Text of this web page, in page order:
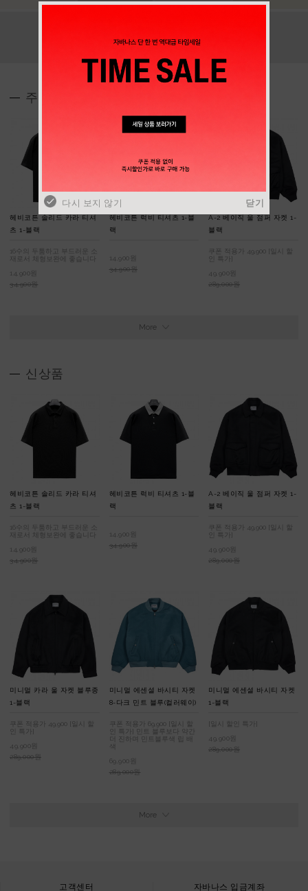
주간 베스트
헤비코튼 솔리드 카라 티셔
츠 1-블랙
16수의 두툼하고 부드러운 소
재로서 체형보완에 좋습니다
14,900원
34,900원
헤비코튼 럭비 티셔츠 1-블
랙
14,900원
34,900원
A-2 베이직 울 점퍼 자켓 1-
블랙
쿠폰 적용가 49,900 [일시 할
인 특가]
49,900원
289,000원
More
신상품
헤비코튼 솔리드 카라 티셔
츠 1-블랙
16수의 두툼하고 부드러운 소
재로서 체형보완에 좋습니다
14,900원
34,900원
헤비코튼 럭비 티셔츠 1-블
랙
14,900원
34,900원
A-2 베이직 울 점퍼 자켓 1-
블랙
쿠폰 적용가 49,900 [일시 할
인 특가]
49,900원
289,000원
미니멀 카라 울 자켓 블루종
1-블랙
쿠폰 적용가 49,900 [일시 할
인 특가]
49,900원
289,000원
미니멀 에센셜 바시티 자켓
8-다크 민트 블루(컬러웨이)
쿠폰 적용가 69,900 [일시 할
인 특가] 민트 블루보다 약간
더 진하며 민트블루색 립 배
69,900원
289,000원
미니멀 에센셜 바시티 자켓
1-블랙
[일시 할인 특가]
49,900원
289,000원
More
고객센터 자바나스 입금계좌
다시 보지 않기 닫기